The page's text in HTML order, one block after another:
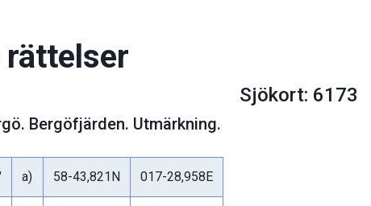
rättelser
Sjökort: 6173
Bergöfjärden. Utmärkning.
a) 58-43,821N 017-28,958E